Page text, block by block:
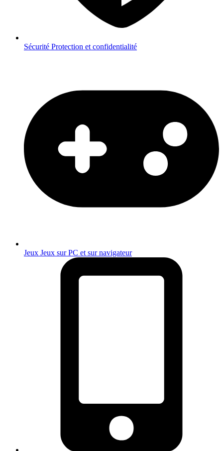
Sécurité Protection et confidentialité
Jeux Jeux sur PC et sur navigateur